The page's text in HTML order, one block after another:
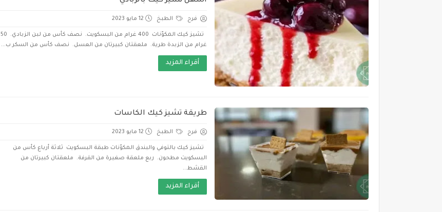
فرح الطبخ 12 مايو 2023
تشيز كيك المكوّنات 400 غرام من البسكويت. نصف كأس من لبن الزبادي. 50
غرام من الزبدة طرية. ملعقتان كبيرتان من العسل. نصف كأس من السكر ب...
أقراء المزيد
طريقة تشيز كيك الكاسات
فرح الطبخ 12 مايو 2023
تشيز كيك بالتوفي والبندق المكوّنات طبقة البسكويت ثلاثة أرباع كأس من
البسكويت مطحون. ربع ملعقة صغيرة من القرفة. ملعقتان كبيرتان من
القشط...
أقراء المزيد